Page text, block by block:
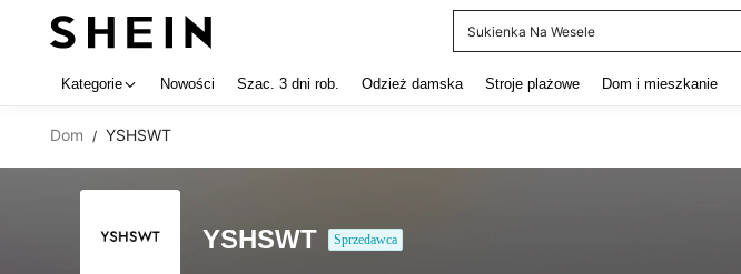
Sukienka Na Wesele
Kategorie Nowości Szac. 3 dni rob. Odzież damska Stroje plażowe Dom i mieszkanie
Dom / YSHSWT
YSHSWT Sprzedawca